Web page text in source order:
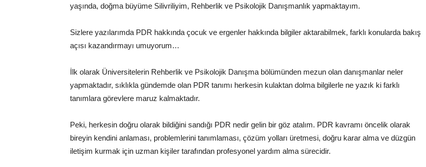
yaşında, doğma büyüme Silivriliyim, Rehberlik ve Psikolojik Danışmanlık yapmaktayım.
Sizlere yazılarımda PDR hakkında çocuk ve ergenler hakkında bilgiler aktarabilmek, farklı konularda bakış
açısı kazandırmayı umuyorum…
İlk olarak Üniversitelerin Rehberlik ve Psikolojik Danışma bölümünden mezun olan danışmanlar neler
yapmaktadır, sıklıkla gündemde olan PDR tanımı herkesin kulaktan dolma bilgilerle ne yazık ki farklı
tanımlara görevlere maruz kalmaktadır.
Peki, herkesin doğru olarak bildiğini sandığı PDR nedir gelin bir göz atalım. PDR kavramı öncelik olarak
bireyin kendini anlaması, problemlerini tanımlaması, çözüm yolları üretmesi, doğru karar alma ve düzgün
iletişim kurmak için uzman kişiler tarafından profesyonel yardım alma sürecidir.